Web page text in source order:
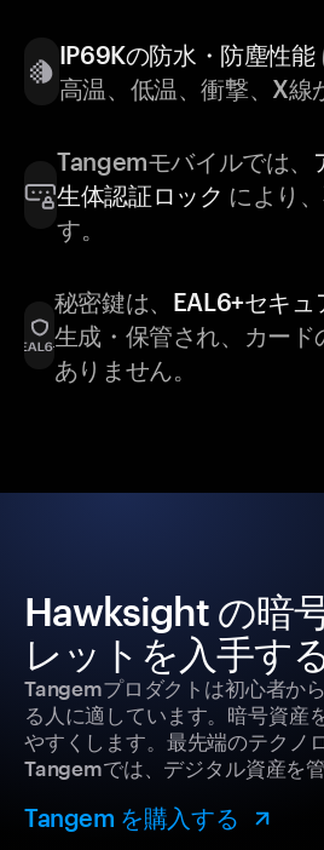
IP69Kの防水・防塵性能
高温、低温、衝撃、X線
Tangemモバイルでは、
生体認証ロック により
す。
秘密鍵は、 EAL6+セキュ
生成・保管され、カード
ありません。
Hawksight の暗
レットを入手す
Tangemプロダクトは初心者か
る人に適しています。暗号資産
やすくします。最先端のテクノ
Tangemでは、デジタル資産を
Tangem を購入する